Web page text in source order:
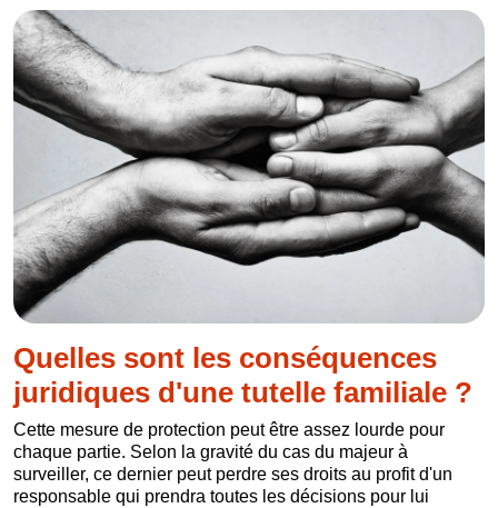
Quelles sont les conséquences
juridiques d'une tutelle familiale ?
Cette mesure de protection peut être assez lourde pour
chaque partie. Selon la gravité du cas du majeur à
surveiller, ce dernier peut perdre ses droits au profit d'un
responsable qui prendra toutes les décisions pour lui